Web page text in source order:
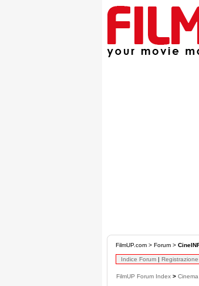
FilmUP.com > Forum >
Indice Forum | Registrazione
FilmUP Forum Index > Cinema